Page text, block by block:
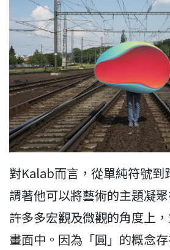
對Kalab而言，從單純符號到
謂著他可以將藝術的主題凝
許多多宏觀及微觀的角度上
畫面中。因為「圓」的概念